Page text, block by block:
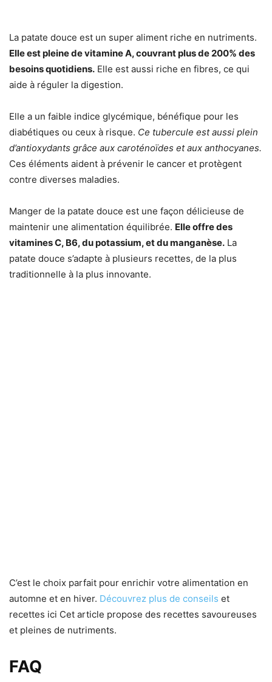
La patate douce est un super aliment riche en nutriments.
Elle est pleine de vitamine A, couvrant plus de 200% des
besoins quotidiens. Elle est aussi riche en fibres, ce qui
aide à réguler la digestion.
Elle a un faible indice glycémique, bénéfique pour les
diabétiques ou ceux à risque. Ce tubercule est aussi plein
d’antioxydants grâce aux caroténoïdes et aux anthocyanes.
Ces éléments aident à prévenir le cancer et protègent
contre diverses maladies.
Manger de la patate douce est une façon délicieuse de
maintenir une alimentation équilibrée. Elle offre des
vitamines C, B6, du potassium, et du manganèse. La
patate douce s’adapte à plusieurs recettes, de la plus
traditionnelle à la plus innovante.
C’est le choix parfait pour enrichir votre alimentation en
automne et en hiver. Découvrez plus de conseils et
recettes ici Cet article propose des recettes savoureuses
et pleines de nutriments.
FAQ